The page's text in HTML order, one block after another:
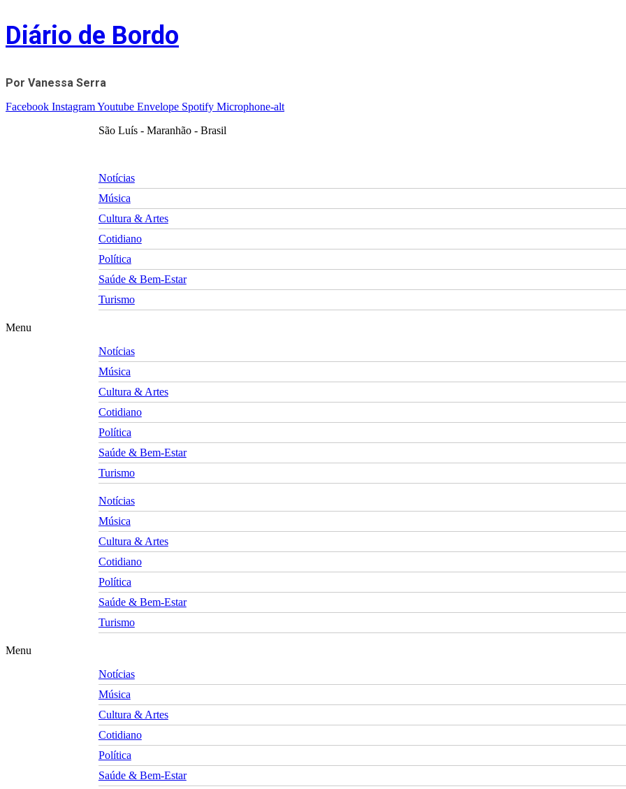
Skip
to
content
Diário de Bordo
Por Vanessa Serra
Facebook InstagramYoutube Envelope Spotify Microphone-alt
São Luís - Maranhão - Brasil
Notícias
Música
Cultura & Artes
Cotidiano
Política
Saúde & Bem-Estar
Turismo
Menu
Notícias
Música
Cultura & Artes
Cotidiano
Política
Saúde & Bem-Estar
Turismo
Notícias
Música
Cultura & Artes
Cotidiano
Política
Saúde & Bem-Estar
Turismo
Menu
Notícias
Música
Cultura & Artes
Cotidiano
Política
Saúde & Bem-Estar